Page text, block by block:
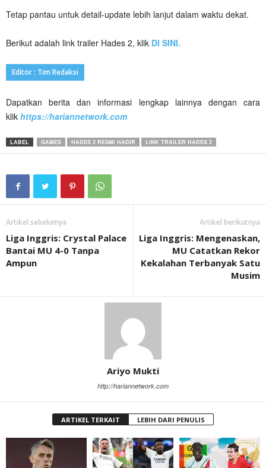
Tetap pantau untuk detail-update lebih lanjut dalam waktu dekat.
Berikut adalah link trailer Hades 2, klik DI SINI.
Editor : Tim Redaksi
Dapatkan berita dan informasi lengkap lainnya dengan cara
klik https://hariannetwork.com
LABEL GAMES HADES 2 RESMI HADIR LINK TRAILER HADES 2
Artikel sebelumya
Liga Inggris: Crystal Palace
Bantai MU 4-0 Tanpa
Ampun
Artikel berikutnya
Liga Inggris: Mengenaskan,
MU Catatkan Rekor
Kekalahan Terbanyak Satu
Musim
Ariyo Mukti
http://hariannetwork.com
ARTIKEL TERKAIT LEBIH DARI PENULIS